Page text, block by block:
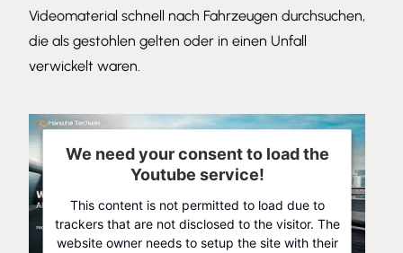
Videomaterial schnell nach Fahrzeugen durchsuchen,
die als gestohlen gelten oder in einen Unfall
verwickelt waren.
We need your consent to load the
Youtube service!
This content is not permitted to load due to
trackers that are not disclosed to the visitor. The
website owner needs to setup the site with their